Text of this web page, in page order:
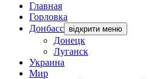
Главная
Горловка
Донбасс відкрити меню
Донецк
Луганск
Украина
Мир